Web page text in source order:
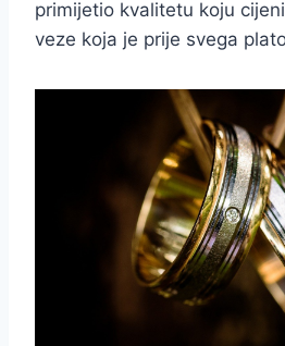
primijetio kvalitetu koju
veze koja je prije svega